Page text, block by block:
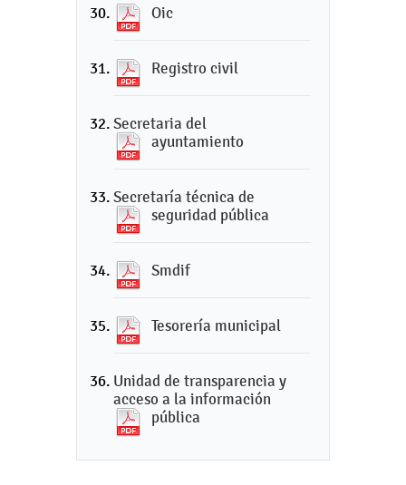
Oic
Registro civil
Secretaria del
ayuntamiento
Secretaría técnica de
seguridad pública
Smdif
Tesorería municipal
Unidad de transparencia y
acceso a la información
pública